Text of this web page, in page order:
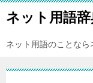
ネット用語辞
ネット用語のことな